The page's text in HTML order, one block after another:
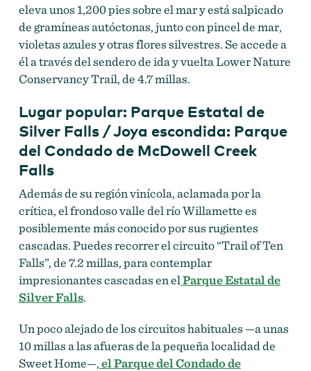
eleva unos 1,200 pies sobre el mar y está salpicado
de gramíneas autóctonas, junto con pincel de mar,
violetas azules y otras flores silvestres. Se accede a
él a través del sendero de ida y vuelta Lower Nature
Conservancy Trail, de 4.7 millas.
Lugar popular: Parque Estatal de
Silver Falls / Joya escondida: Parque
del Condado de McDowell Creek
Falls
Además de su región vinícola, aclamada por la
crítica, el frondoso valle del río Willamette es
posiblemente más conocido por sus rugientes
cascadas. Puedes recorrer el circuito “Trail of Ten
Falls”, de 7.2 millas, para contemplar
impresionantes cascadas en elParque Estatal de
Silver Falls.
Un poco alejado de los circuitos habituales —a unas
10 millas a las afueras de la pequeña localidad de
Sweet Home—,el Parque del Condado de